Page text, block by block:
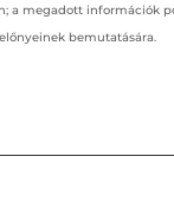
a megadott információk
bemutatására.